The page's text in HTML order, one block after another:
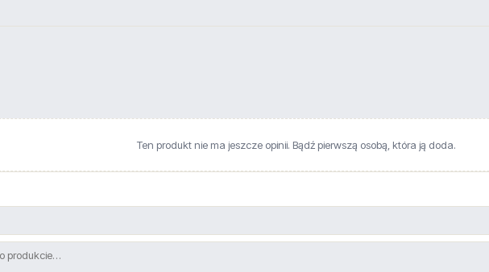
Ten produkt nie ma jeszcze opinii. Bądź pierwszą osobą, która ją doda.